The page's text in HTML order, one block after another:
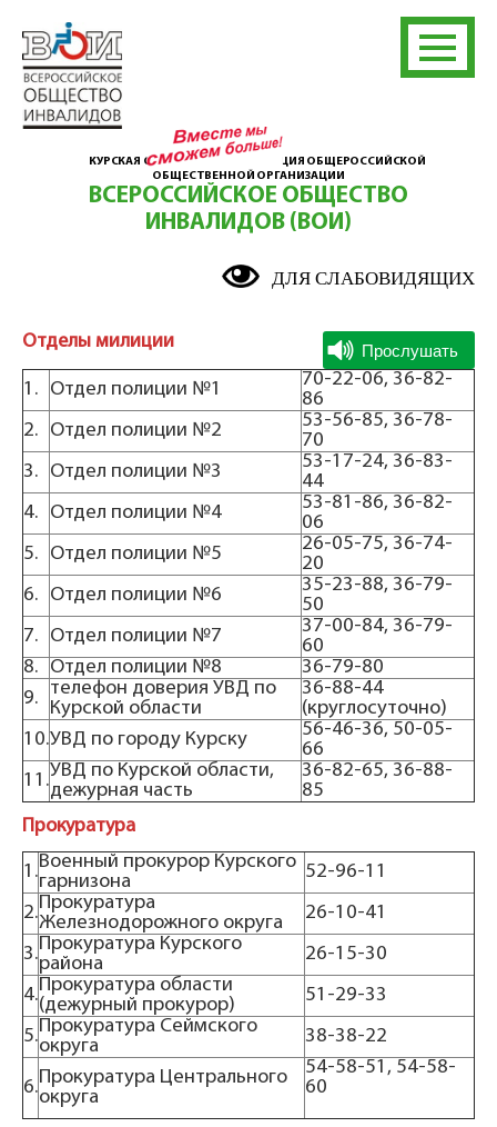
КУРСКАЯ ОБЛАСТНАЯ ОРГАНИЗАЦИЯ ОБЩЕРОССИЙСКОЙ
ОБЩЕСТВЕННОЙ ОРГАНИЗАЦИИ
ВСЕРОССИЙСКОЕ ОБЩЕСТВО
ИНВАЛИДОВ (ВОИ)
ДЛЯ СЛАБОВИДЯЩИХ
Отделы милиции
1. Отдел полиции №1
70-22-06, 36-82-
86
2.
Отдел полиции №2
53-56-85, 36-78-
70
3.
Отдел полиции №3
53-17-24, 36-83-
44
4.
Отдел полиции №4
53-81-86, 36-82-
06
5.
Отдел полиции №5
26-05-75, 36-74-
20
6.
Отдел полиции №6
35-23-88, 36-79-
50
7.
Отдел полиции №7
37-00-84, 36-79-
60
8.
Отдел полиции №8
36-79-80
9.
телефон доверия УВД по
Курской области
36-88-44
(круглосуточно)
10.УВД по городу Курску
56-46-36, 50-05-
66
11.УВД по Курской области,
дежурная часть
36-82-65, 36-88-
85
Прокуратура
1.Военный прокурор Курского
гарнизона
52-96-11
2.Прокуратура
Железнодорожного округа
26-10-41
3.Прокуратура Курского
района
26-15-30
4.Прокуратура области
(дежурный прокурор)
51-29-33
5.Прокуратура Сеймского
округа
38-38-22
6.Прокуратура Центрального
округа
54-58-51, 54-58-
60